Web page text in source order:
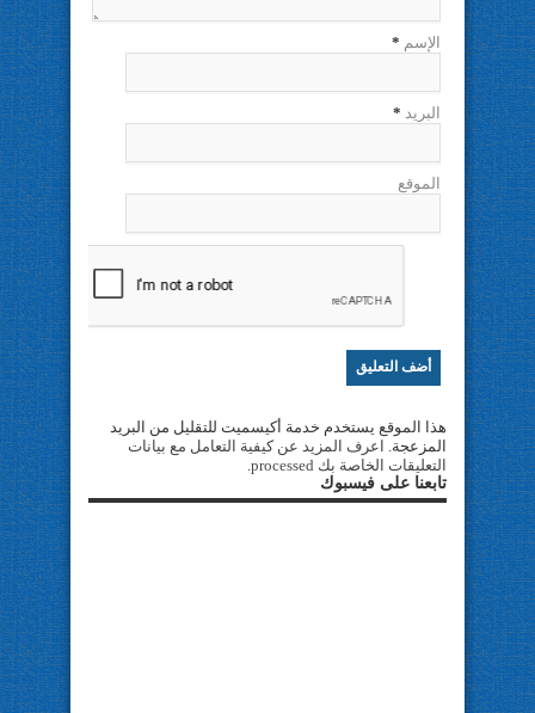
الإسم *
البريد *
الموقع
هذا الموقع يستخدم خدمة أكيسميت للتقليل من البريد
المزعجة. اعرف المزيد عن كيفية التعامل مع بيانات
التعليقات الخاصة بك processed
تابعنا على فيسبوك